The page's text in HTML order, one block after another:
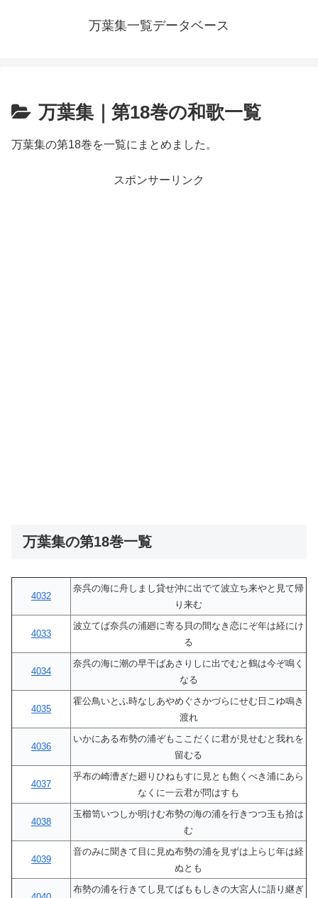
万葉集一覧データベース
万葉集｜第18巻の和歌一覧
万葉集の第18巻を一覧にまとめました。
スポンサーリンク
万葉集の第18巻一覧
4032
奈呉の海に舟しまし貸せ沖に出でて波立ち来やと見て帰
り来む
4033
波立てば奈呉の浦廻に寄る貝の間なき恋にぞ年は経にけ
る
4034
奈呉の海に潮の早干ばあさりしに出でむと鶴は今ぞ鳴く
なる
4035
霍公鳥いとふ時なしあやめぐさかづらにせむ日こゆ鳴き
渡れ
4036
いかにある布勢の浦ぞもここだくに君が見せむと我れを
留むる
4037
乎布の崎漕ぎた廻りひねもすに見とも飽くべき浦にあら
なくに一云君が問はすも
4038
玉櫛笥いつしか明けむ布勢の海の浦を行きつつ玉も拾は
む
4039
音のみに聞きて目に見ぬ布勢の浦を見ずは上らじ年は経
ぬとも
布勢の浦を行きてし見てばももしきの大宮人に語り継ぎ